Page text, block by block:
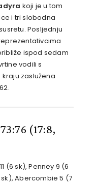
koji je u tom
i tri slobodna
Posljednju
ispod sedam
vodili s
zaslužena
(17:8,
(6 sk), Penney 9 (6
sk), Abercombie 5 (7